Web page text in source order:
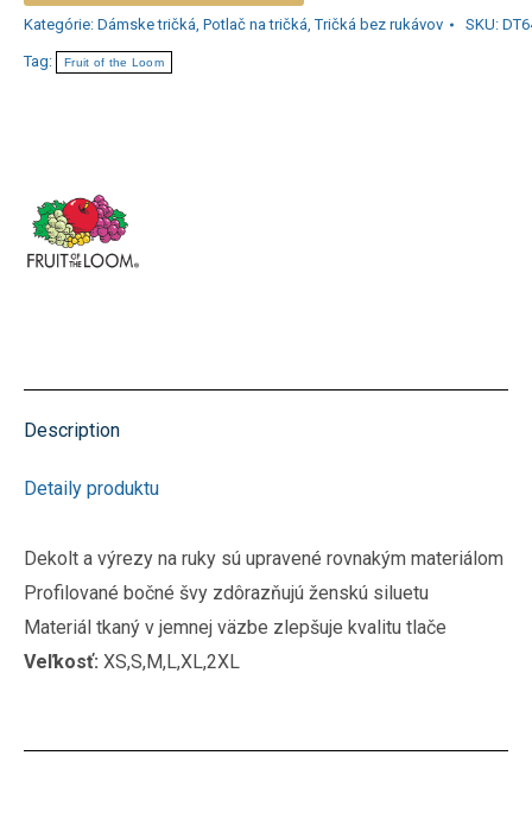
Kategórie: Dámske tričká, Potlač na tričká,Tričká bez rukávov SKU:
Tag: Fruit of the Loom
Description
Detaily produktu
Dekolt a výrezy na ruky sú upravené rovnakým materiálom
Profilované bočné švy zdôrazňujú ženskú siluetu
Materiál tkaný v jemnej väzbe zlepšuje kvalitu tlače
Veľkosť: XS,S,M,L,XL,2XL